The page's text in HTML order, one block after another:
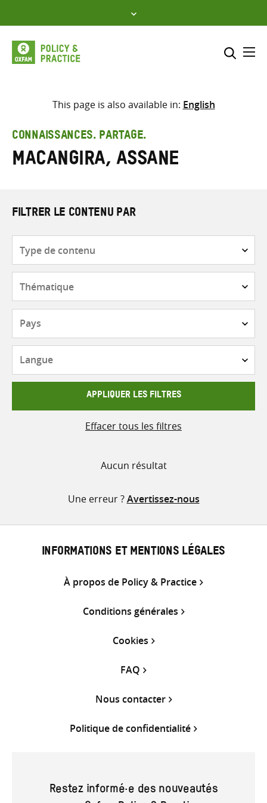
to
content
Sélectionner l’emplacement
Saisir
les
termes
This page is also available in: English
CONNAISSANCES. PARTAGE.
Macangira, Assane
FILTRER LE CONTENU PAR
contenu
APPLIQUER LES FILTRES
Effacer tous les filtres
Aucun résultat
Une erreur ?Avertissez-nous
INFORMATIONS ET MENTIONS LÉGALES
À propos de Policy & Practice
Conditions générales
Cookies
FAQ
Nous contacter
Politique de confidentialité
Restez informé·e des nouveautés